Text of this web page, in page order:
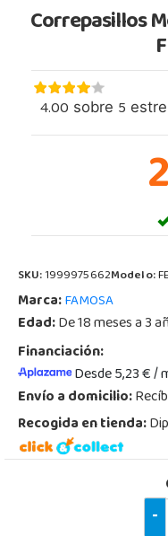
Correpasillos
4.00 sobre 5
SKU:1999975662Modelo:
Marca:FAMOSA
Edad:De 18 meses a 3
Financiación:
Desde 5,23 € /
Envío a domicilio:
Recogida en tienda:
-